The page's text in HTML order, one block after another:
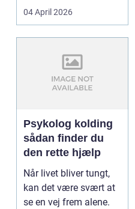
priser. Samtidig ved
04 April 2026
Psykolog kolding
sådan finder du
den rette hjælp
Når livet bliver tungt,
kan det være svært at
se en vej frem alene.